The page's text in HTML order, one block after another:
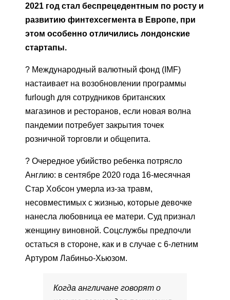
2021 год стал беспрецедентным по росту и
развитию финтехсегмента в Европе, при
этом особенно отличились лондонские
стартапы.
? Международный валютный фонд (IMF)
настаивает на возобновлении программы
furlough для сотрудников британских
магазинов и ресторанов, если новая волна
пандемии потребует закрытия точек
розничной торговли и общепита.
? Очередное убийство ребенка потрясло
Англию: в сентябре 2020 года 16-месячная
Стар Хобсон умерла из-за травм,
несовместимых с жизнью, которые девочке
нанесла любовница ее матери. Суд признал
женщину виновной. Соцслужбы предпочли
остаться в стороне, как и в случае с 6-летним
Артуром Лабиньо-Хьюзом.
Когда англичане говорят о